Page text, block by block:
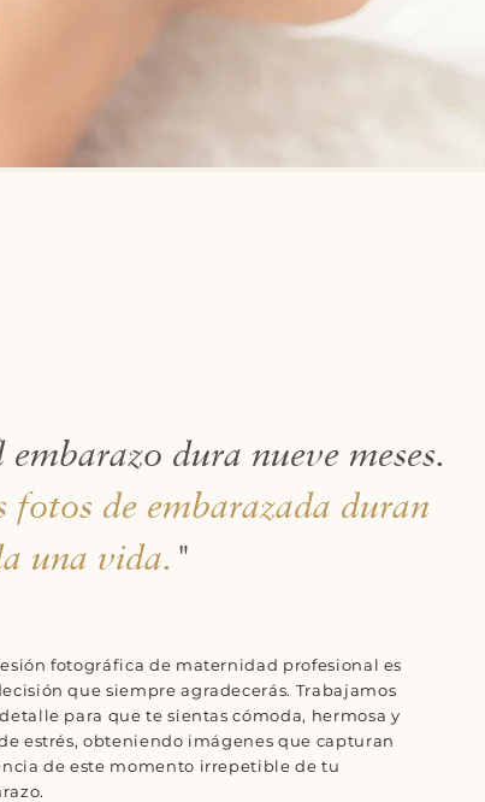
embarazo dura nueve meses.
fotos de embarazada duran
una vida. "
fotográfica de maternidad profesional es
que siempre agradecerás. Trabajamos
para que te sientas cómoda, hermosa y
estrés, obteniendo imágenes que capturan
de este momento irrepetible de tu